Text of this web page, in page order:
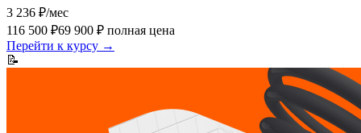
3 236 ₽/мес
116 500 ₽69 900 ₽ полная цена
Перейти к курсу →
📝